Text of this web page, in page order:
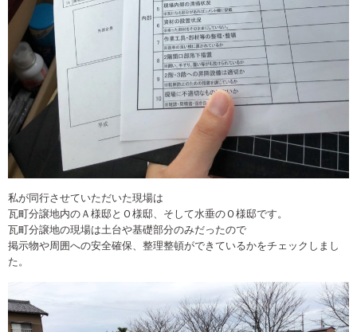
私が同行させていただいた現場は
瓦町分譲地内のＡ様邸とＯ様邸、そして水垂のＯ様邸です。
瓦町分譲地の現場は土台や基礎部分のみだったので
掲示物や周囲への安全確保、整理整頓ができているかをチェックしまし
た。